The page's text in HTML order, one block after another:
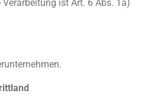
ist Art. 6 Abs. 1a)